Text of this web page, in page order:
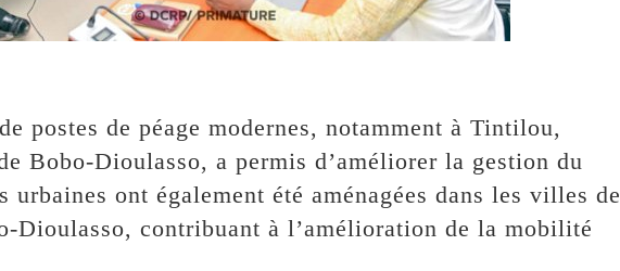
postes de péage modernes, notamment à Tintilou,
Bobo-Dioulasso, a permis d’améliorer la gestion du
ont également été aménagées dans les villes de
Dioulasso, contribuant à l’amélioration de la mobilité